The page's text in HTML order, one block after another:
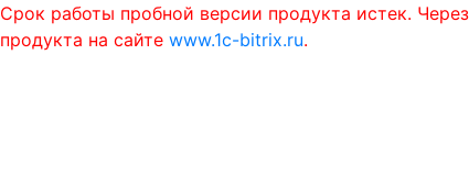
Срок работы пробной версии продукта истек.
продукта на сайте www.1c-bitrix.ru.